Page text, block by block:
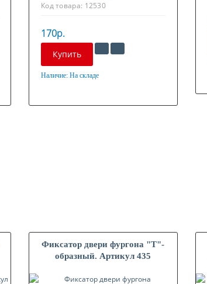
Код товара: 12530
170р.
Купить
Наличие: На складе
Фиксатор двери фургона "Т"-
образный. Артикул 435